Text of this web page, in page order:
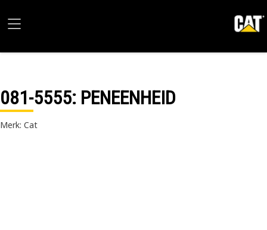
081-5555: PENEENHEID
Merk: Cat